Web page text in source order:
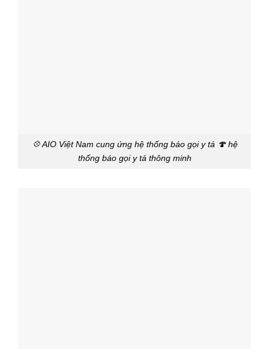
💠 AIO Việt Nam cung ứng hệ thống báo gọi y tá 🍄 hệ
thống báo gọi y tá thông minh